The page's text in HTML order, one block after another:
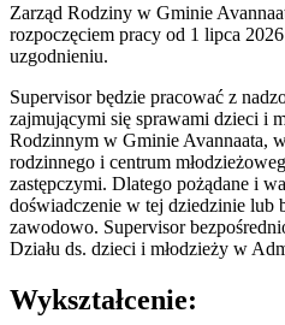
Zarząd Rodziny w Gminie
rozpoczęciem pracy od 1 lipca
uzgodnieniu.
Supervisor będzie pracować z
zajmującymi się sprawami dzieci i
Rodzinnym w Gminie Avannaata,
rodzinnego i centrum
zastępczymi. Dlatego pożądane i
doświadczenie w tej dziedzinie lub
zawodowo. Supervisor
Działu ds. dzieci i młodzieży w
Wykształcenie: